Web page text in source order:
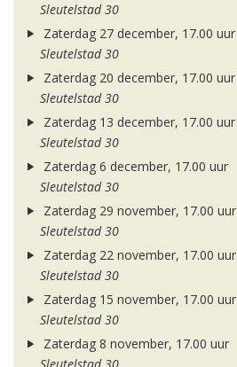
Sleutelstad 30
Zaterdag 27 december, 17.00 uur
Sleutelstad 30
Zaterdag 20 december, 17.00 uur
Sleutelstad 30
Zaterdag 13 december, 17.00 uur
Sleutelstad 30
Zaterdag 6 december, 17.00 uur
Sleutelstad 30
Zaterdag 29 november, 17.00 uur
Sleutelstad 30
Zaterdag 22 november, 17.00 uur
Sleutelstad 30
Zaterdag 15 november, 17.00 uur
Sleutelstad 30
Zaterdag 8 november, 17.00 uur